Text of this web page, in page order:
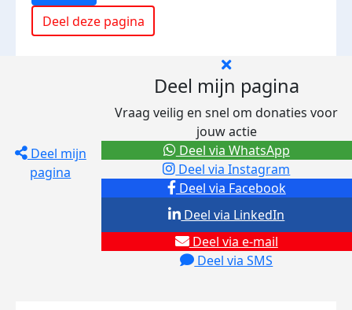
Deel deze pagina
Deel mijn
pagina
Deel mijn pagina
Vraag veilig en snel om donaties voor
jouw actie
Deel via Facebook
Deel via Instagram
Deel via e-mail
Deel via SMS
Deel via LinkedIn
Deel via WhatsApp